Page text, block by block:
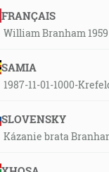
FRANÇAIS
William Branham 1959
SAMIA
1987-11-01-1000-
SLOVENSKY
Kázanie brata